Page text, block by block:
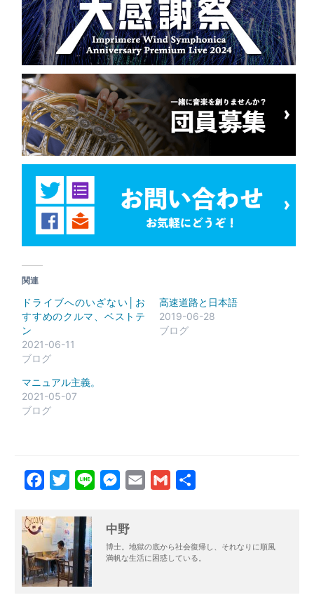
関連
ドライブへのいざない│お
すすめのクルマ、ベストテ
ン
2021-06-11
ブログ
高速道路と日本語
2019-06-28
ブログ
マニュアル主義。
2021-05-07
ブログ
FacebookTwitterLine Messenger
Email Gmail
中野
博士。地獄の底から社会復帰し、それなりに順風
満帆な生活に困惑している。